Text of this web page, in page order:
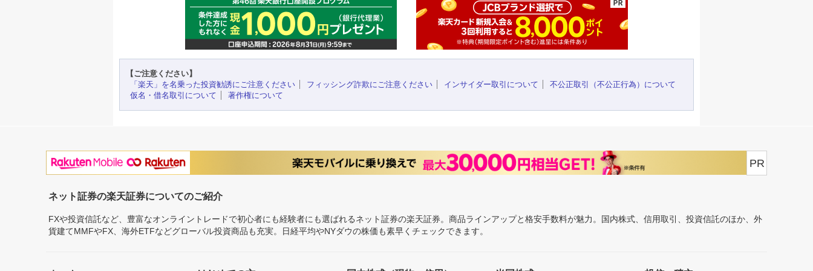
【ご注意ください】
「楽天」を名乗った投資勧誘にご注意ください
フィッシング詐欺にご注意ください インサイダー取引について
不公正取引（不公正行為）について
仮名・借名取引について
著作権について
PR
ネット証券の楽天証券についてのご紹介
FXや投資信託など、豊富なオンライントレードで初心者にも経験者にも選ばれるネット証券の楽天証券。商品ラインアップと格安手数料が魅力。国内株式、信用取引、投資信託のほか、外
貨建てMMFやFX、海外ETFなどグローバル投資商品も充実。日経平均やNYダウの株価も素早くチェックできます。